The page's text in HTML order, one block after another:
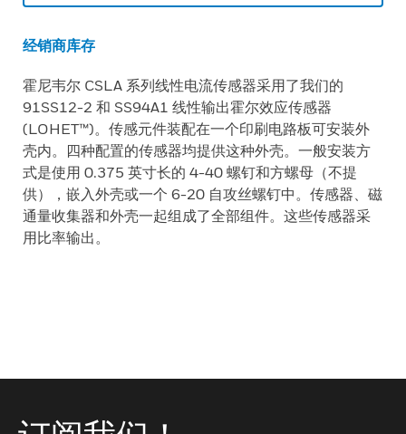
经销商库存
霍尼韦尔 CSLA 系列线性电流传感器采用了我们的
91SS12-2 和 SS94A1 线性输出霍尔效应传感器
(LOHET™)。传感元件装配在一个印刷电路板可安装外
壳内。四种配置的传感器均提供这种外壳。一般安装方
式是使用 0.375 英寸长的 4-40 螺钉和方螺母（不提
供），嵌入外壳或一个 6-20 自攻丝螺钉中。传感器、磁
通量收集器和外壳一起组成了全部组件。这些传感器采
用比率输出。